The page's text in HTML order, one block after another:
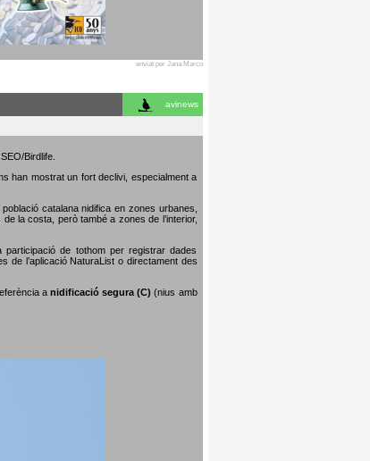
enviat per Jana Marco
avinews
Birdlife.
han mostrat un fort declivi, especialment a
catalana nidifica en zones urbanes,
la costa, però també a zones de l’interior,
de tothom per registrar dades
de l’aplicació NaturaList o directament des
anidificació segura (C) (nius amb